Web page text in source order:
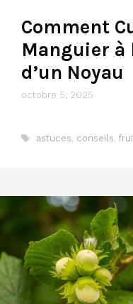
Comment
Manguier
d’un Noyau
octobre 5, 2025
Étiquettes
astuces, conseils,